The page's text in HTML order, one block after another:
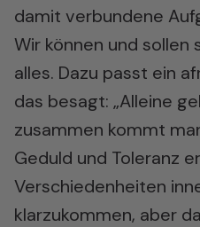
damit verbundene
Wir können und sollen
alles. Dazu passt ein
das besagt: „Alleine
zusammen kommt
Geduld und Toleranz
Verschiedenheiten
klarzukommen, aber